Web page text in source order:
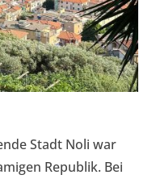
Stadt Noli war
Republik. Bei